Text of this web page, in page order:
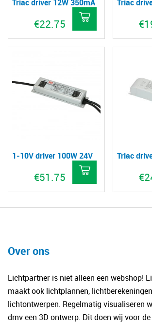
Triac driver 12W 350mA
€22.75
Triac
€
1-10V driver 100W 24V
€51.75
Triac
€
Over ons
Lichtpartner is niet alleen een webshop!
maakt ook lichtplannen,
lichtontwerpen. Regelmatig visualiseren
dmv een 3D ontwerp. Dit doen wij voor